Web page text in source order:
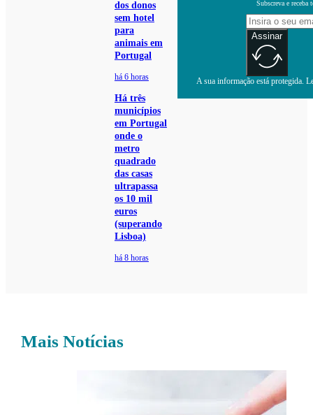
dos donos
sem hotel
para
animais em
Portugal
há 6 horas
Há três
municípios
em Portugal
onde o
metro
quadrado
das casas
ultrapassa
os 10 mil
euros
(superando
Lisboa)
há 8 horas
Subscreva e receba
Assinar
A sua informação está protegida.
Mais Notícias